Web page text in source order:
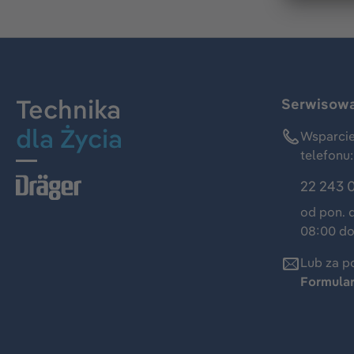
Technika
dla Życia
telefonu:
22 243
od pon.
08:00
Lub za